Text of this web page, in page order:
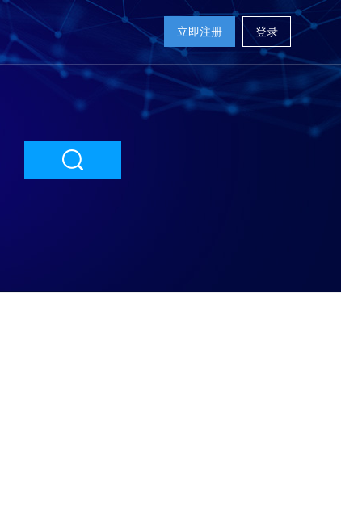
立即注册 登录